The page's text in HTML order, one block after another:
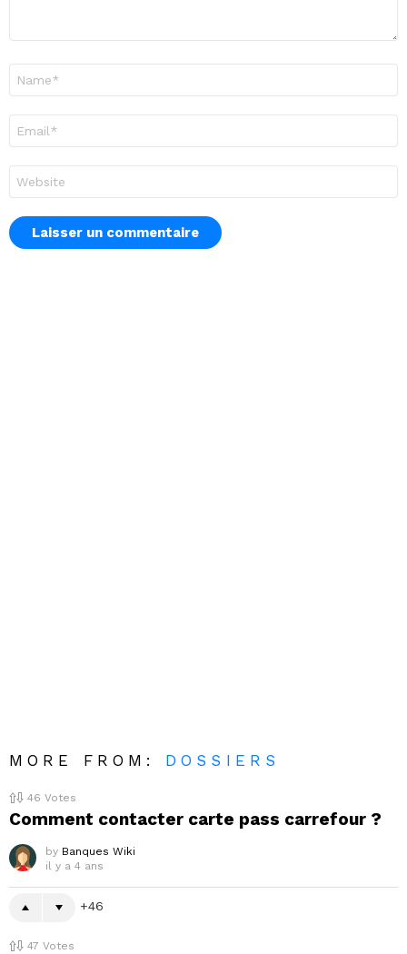
mail
*
web
MORE FROM: DOSSIERS
46 Votes
Comment contacter carte pass carrefour ?
by Banques Wiki
il y a 4 ans
46
47 Votes